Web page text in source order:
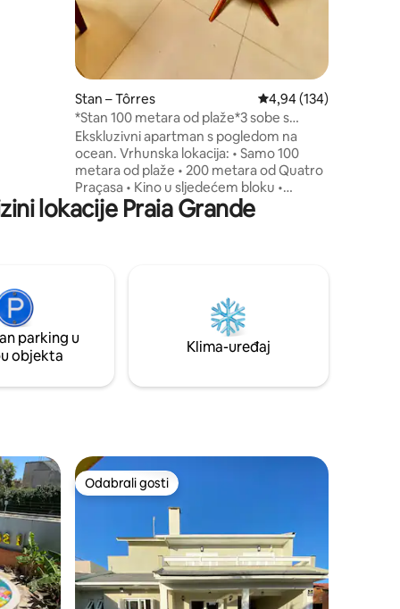
Stan – Tôrres Prosječna ocjena:
4,94 (134)
*Stan 100 metara od plaže*3 sobe s
pogledom na more*
Ekskluzivni apartman s pogledom na
ocean. Vrhunska lokacija: • Samo 100
metara od plaže • 200 metara od Quatro
Praçasa • Kino u sljedećem bloku •
Camelódromo i podzemna željeznica u
sporednoj ulici • Tržnica, štand s voćem i
kanalima • Roštilj s pogledom na ocean •
Zaštita u obliku mreže na svim prozorima
• 2 parkirna mjesta
lokacije Praia Grande
parking u
objekta
Klima-uređaj
Odabrali gosti
Odabrali gosti